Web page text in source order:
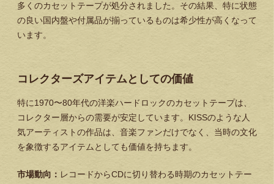
多くのカセットテープが処分されました。その結果、特に状態
の良い国内盤や付属品が揃っているものは希少性が高くなって
います。
コレクターズアイテムとしての価値
特に1970〜80年代の洋楽ハードロックのカセットテープは、
コレクター層からの需要が安定しています。KISSのような人
気アーティストの作品は、音楽ファンだけでなく、当時の文化
を象徴するアイテムとしても価値を持ちます。
市場動向： レコードからCDに切り替わる時期のカセットテー